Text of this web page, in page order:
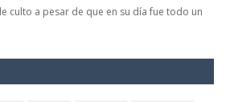
culto a pesar de que en su día fue todo un